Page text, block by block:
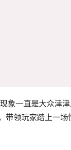
象一直是大众津
带领玩家踏上一